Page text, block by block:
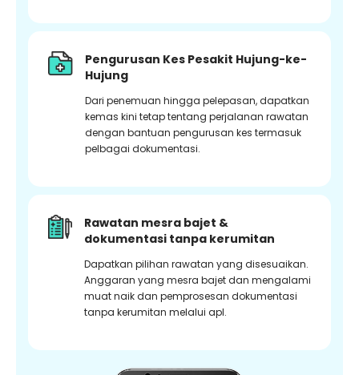
Pengurusan Kes Pesakit Hujung-ke-
Hujung
Dari penemuan hingga pelepasan, dapatkan
kemas kini tetap tentang perjalanan rawatan
dengan bantuan pengurusan kes termasuk
pelbagai dokumentasi.
Rawatan mesra bajet &
dokumentasi tanpa kerumitan
Dapatkan pilihan rawatan yang disesuaikan.
Anggaran yang mesra bajet dan mengalami
muat naik dan pemprosesan dokumentasi
tanpa kerumitan melalui apl.